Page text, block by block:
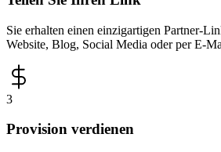
Sie erhalten einen einzigartigen Partner-
Website, Blog, Social Media oder per E-
3
Provision verdienen